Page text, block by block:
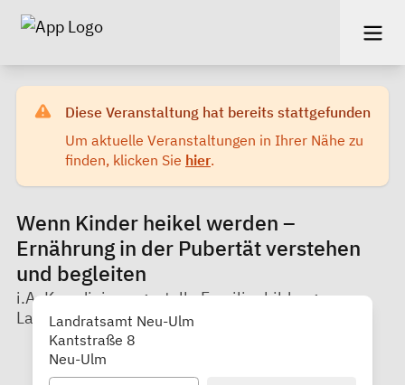
Diese Veranstaltung hat bereits stattgefunden
Um aktuelle Veranstaltungen in Ihrer Nähe zu
finden, klicken Sie hier.
Wenn Kinder heikel werden –
Ernährung in der Pubertät verstehen
und begleiten
i.A. Koordinierungsstelle Familienbildung,
Landratsamt Neu-Ulm
Landratsamt Neu-Ulm
Kantstraße 8
Neu-Ulm